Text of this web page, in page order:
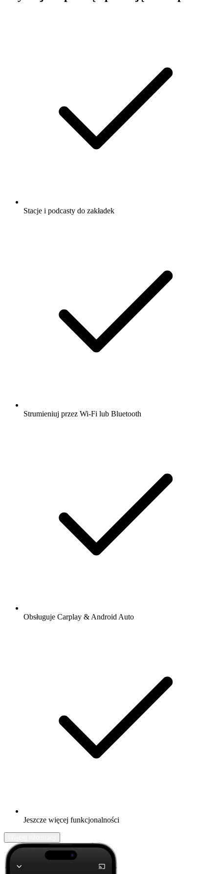
Stacje i podcasty do zakładek
Strumieniuj przez Wi-Fi lub Bluetooth
Obsługuje Carplay & Android Auto
Jeszcze więcej funkcjonalności